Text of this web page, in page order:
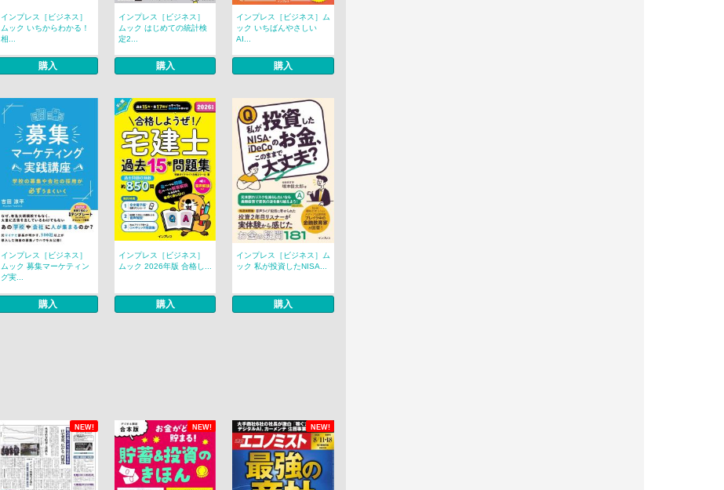
インプレス［ビジネス］
ムック いちからわかる！
相...
購入
インプレス［ビジネス］
ムック はじめての統計検
定2...
購入
インプレス［ビジネス］ム
ック いちばんやさしい
AI...
購入
インプレス［ビジネス］
ムック 募集マーケティン
グ実...
購入
インプレス［ビジネス］
ムック 2026年版 合格し...
購入
インプレス［ビジネス］ム
ック 私が投資したNISA...
購入
NEW! NEW! NEW!